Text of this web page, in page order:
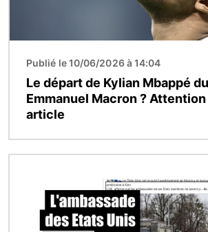
Publié le 10/06/2026 à 14:04
Le départ de Kylian Mbappé
Emmanuel Macron ?
article